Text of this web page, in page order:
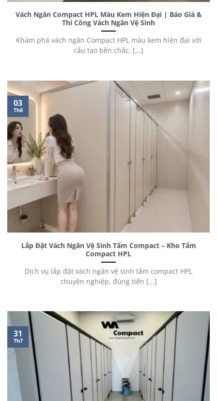
Vách Ngăn Compact HPL Màu Kem Hiện Đại | Báo Giá &
Thi Công Vách Ngăn Vệ Sinh
Khám phá vách ngăn Compact HPL màu kem hiện đại với
cấu tạo bền chắc, [...]
Lắp Đặt Vách Ngăn Vệ Sinh Tấm Compact – Kho Tấm
Compact HPL
Dịch vụ lắp đặt vách ngăn vệ sinh tấm compact HPL
chuyên nghiệp, đúng tiến [...]
03
Th8
31
Th7